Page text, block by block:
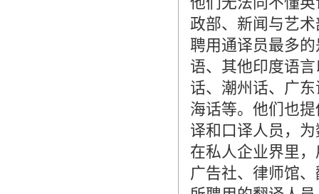
政部、新闻与艺
聘用通译员最多
语、其他印度语
话、潮州话、广
海话等。他们也
译和口译人员，
在私人企业界里
广告社、律师馆